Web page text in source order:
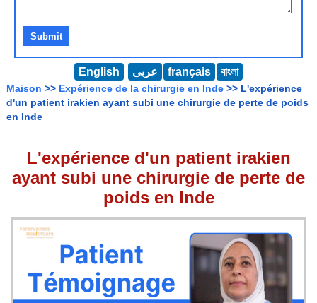
English عربى français বাংলা
Maison >> Expérience de la chirurgie en Inde >> L'expérience
d'un patient irakien ayant subi une chirurgie de perte de poids
en Inde
L'expérience d'un patient irakien
ayant subi une chirurgie de perte de
poids en Inde